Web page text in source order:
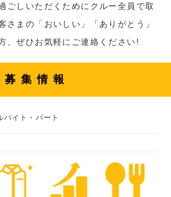
ごしいただくためにクルー全員で取
さまの「おいしい」「ありがとう」
、ぜひお気軽にご連絡ください!
募集情報
バイト・パート